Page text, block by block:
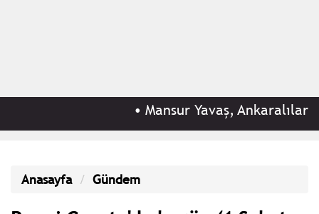
Mansur Yavaş, Ankaralıları
Anasayfa Gündem